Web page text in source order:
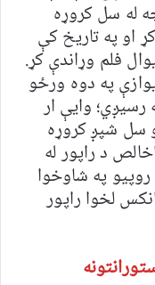
له سل کروړه
او په تاریخ کې
فلم وړاندې کړ.
په دوه ورځو
وایې ار
سل شپږ کروړه
د راپور له
په شاوخوا
لخوا راپور